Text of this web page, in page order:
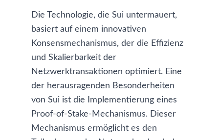
Die Technologie, die Sui untermauert,
basiert auf einem innovativen
Konsensmechanismus, der die Effizienz
und Skalierbarkeit der
Netzwerktransaktionen optimiert. Eine
der herausragenden Besonderheiten
von Sui ist die Implementierung eines
Proof-of-Stake-Mechanismus. Dieser
Mechanismus ermöglicht es den